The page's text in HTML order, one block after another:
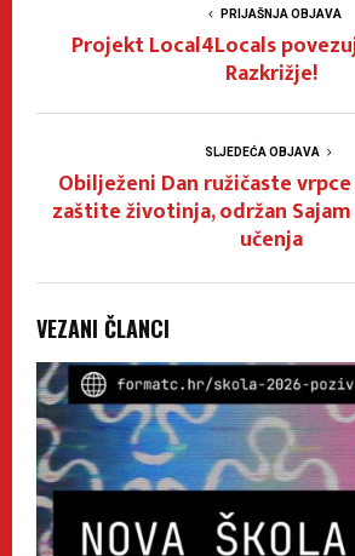
PRIJAŠNJA OBJAVA
Projekt Local4Locals
Razkrižje!
SLJEDEĆA OBJAVA
Obilježeni Dan ružičaste
zaštite životinja, održan
učenja
VEZANI ČLANCI